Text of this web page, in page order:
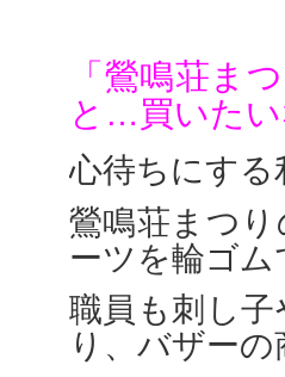
「鶯鳴荘ま
と…買いた
心待ちにする
鶯鳴荘まつ
ーツを輪ゴ
職員も刺し
り、バザー